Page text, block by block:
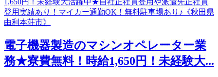
電子機器製造のマシンオペレーター業
務★寮費無料！時給1,650円！未経験大...